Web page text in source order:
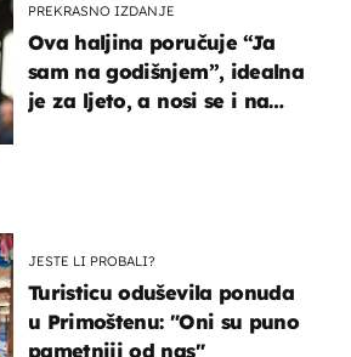
JESTE LI PROBALI?
Turisticu oduševila ponuda
u Primoštenu: "Oni su puno
pametniji od nas"
PREKRASNO IZDANJE
Ova haljina poručuje “Ja
sam na godišnjem”, idealna
je za ljeto, a nosi se i na